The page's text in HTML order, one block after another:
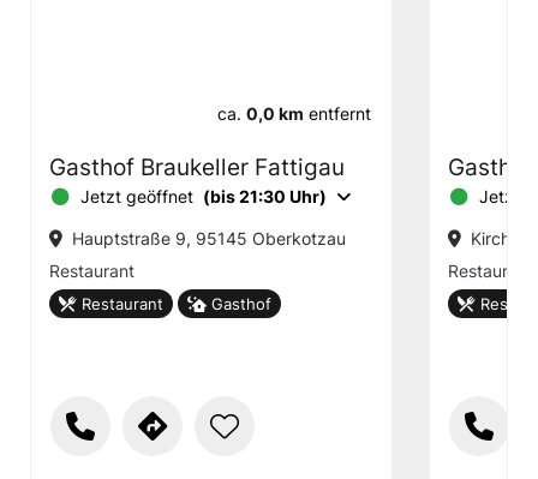
ca. 0,0 km entfernt
Gasthof Braukeller Fattigau
Jetzt geöffnet (bis 21:30 Uhr)
Hauptstraße 9, 95145 Oberkotzau
Restaurant
Restaurant Gasthof
Jetzt
Restaurant